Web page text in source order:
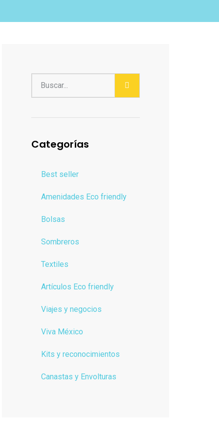
Categorías
Best seller
Amenidades Eco friendly
Bolsas
Sombreros
Textiles
Artículos Eco friendly
Viajes y negocios
Viva México
Kits y reconocimientos
Canastas y Envolturas